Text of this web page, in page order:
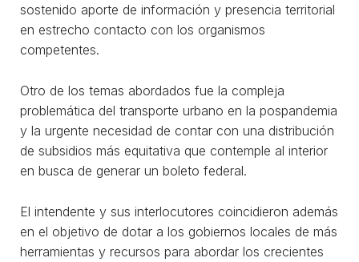
sostenido aporte de información y presencia territorial
en estrecho contacto con los organismos
competentes.
Otro de los temas abordados fue la compleja
problemática del transporte urbano en la pospandemia
y la urgente necesidad de contar con una distribución
de subsidios más equitativa que contemple al interior
en busca de generar un boleto federal.
El intendente y sus interlocutores coincidieron además
en el objetivo de dotar a los gobiernos locales de más
herramientas y recursos para abordar los crecientes